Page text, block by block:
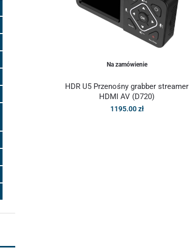
Na zamówienie
HDR U5 Przenośny grabber streamer
HDMI AV (D720)
1195.00zł